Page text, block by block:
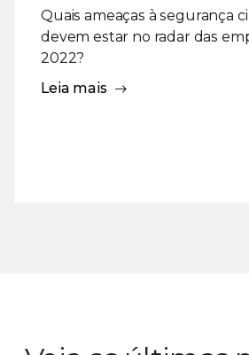
Quais ameaças à segurança
devem estar no radar das
2022?
Leia mais